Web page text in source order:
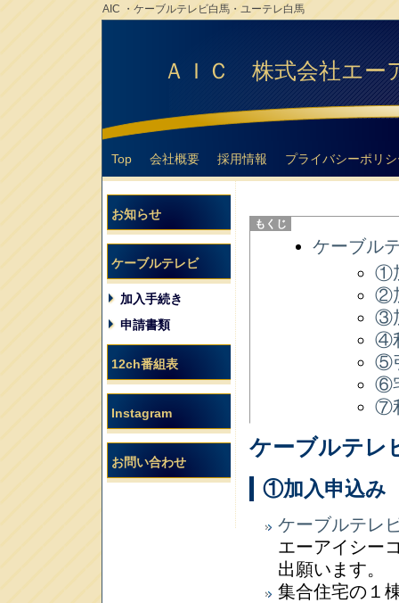
AIC ・ケーブルテレビ白馬・ユーテレ白馬
ＡＩＣ 株式会社エー
Top 会社概要 採用情報 プライバシーポリ
ケーブル
①
②
③
④
⑤
⑥
⑦
ケーブルテレ
①加入申込み
ケーブルテレ
エーアイシー
出願います。
集合住宅の１
お知らせ
ケーブルテレビ
加入手続き
申請書類
12ch番組表
Instagram
お問い合わせ